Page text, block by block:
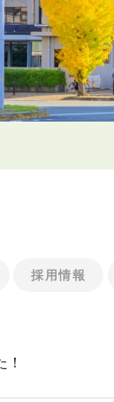
採用情報